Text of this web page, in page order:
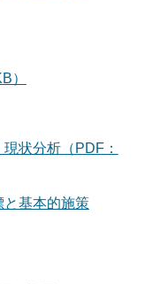
）
状分析（PDF：
と基本的施策